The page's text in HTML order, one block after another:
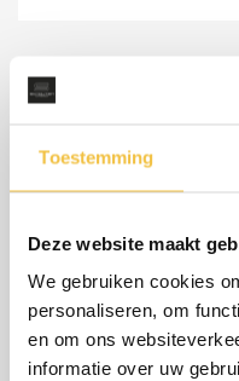
Toestemming
Deze website maakt
We gebruiken cookies
personaliseren, om
en om ons
informatie over uw